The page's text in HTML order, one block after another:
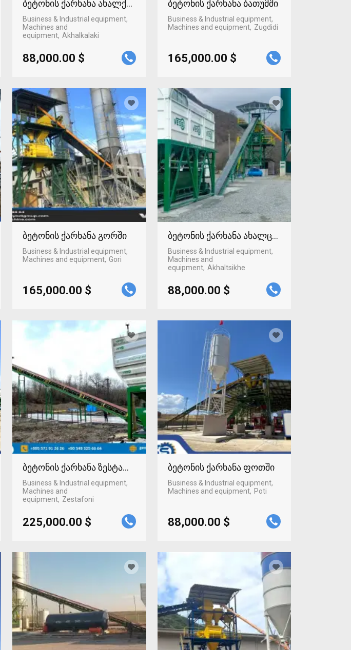
ბეტონის ქარხანა ახალქალაქში
Business & Industrial equipment,
Machines and
equipment Akhalkalaki
88,000.00 $
ბეტონის ქარხანა ბათუმში
Business & Industrial equipment,
Machines and equipment Zugdidi
165,000.00 $
ბეტონის ქარხანა გორში
Business & Industrial equipment,
Machines and equipment Gori
165,000.00 $
ბეტონის ქარხანა ახალციხეში
Business & Industrial equipment,
Machines and
equipment Akhaltsikhe
88,000.00 $
ბეტონის ქარხანა ზესტაფონში
Business & Industrial equipment,
Machines and
equipment Zestafoni
225,000.00 $
ბეტონის ქარხანა ფოთში
Business & Industrial equipment,
Machines and equipment
Poti
88,000.00 $